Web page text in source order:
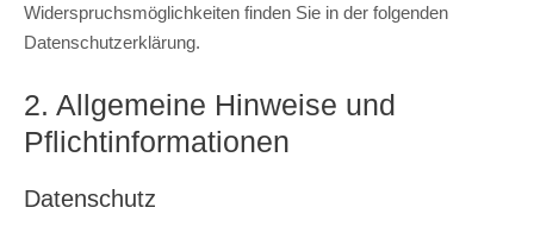
Widerspruchsmöglichkeiten finden Sie in der folgenden
Datenschutzerklärung.
2. Allgemeine Hinweise und
Pflichtinformationen
Datenschutz